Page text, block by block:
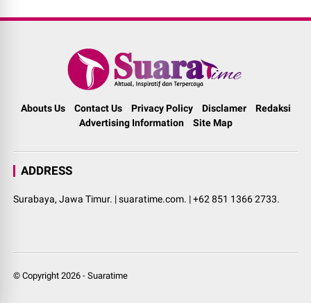
Abouts Us Contact Us Privacy Policy Disclamer
Redaksi
Advertising Information
Site Map
ADDRESS
Surabaya, Jawa Timur. | suaratime.com. | +62 851 1366 2733.
© Copyright2026 -Suaratime